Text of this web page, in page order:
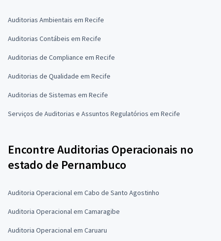
Auditorias Ambientais em Recife
Auditorias Contábeis em Recife
Auditorias de Compliance em Recife
Auditorias de Qualidade em Recife
Auditorias de Sistemas em Recife
Serviços de Auditorias e Assuntos Regulatórios em Recife
Encontre Auditorias Operacionais no
estado de Pernambuco
Auditoria Operacional em Cabo de Santo Agostinho
Auditoria Operacional em Camaragibe
Auditoria Operacional em Caruaru